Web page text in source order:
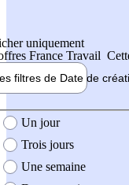
uniquement
France Travail
filtres de Date de
création de l'offre
Un jour
Trois jours
Une semaine